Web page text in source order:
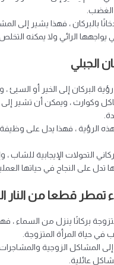
الغضب.
بالبركان ، فهذا يشير إلى
يواجهها الرائي ولا يمكنه التخلص
الجبلي
البركان إلى الخير أو السيئ
وكوارث ، ويمكن أن تشير إلى
هذه الرؤية ، فهذا يدل على
التحولات الإيجابية للشاب ،
تدل على النجاح في حياتها
قطعا من النار
بركانًا ينزل من السماء ،
حياة المرأة المتزوجة.
المشاكل الزوجية
عائلية.